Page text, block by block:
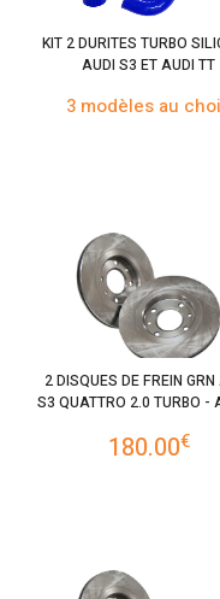
KIT 2 DURITES TURBO
AUDI S3 ET AUDI TT
3 modèles au
2 DISQUES DE FREIN GRN
S3 QUATTRO 2.0 TURBO -
180.00€